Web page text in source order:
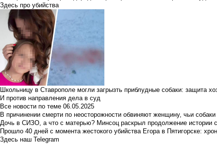
Здесь про убийства
Школьницу в Ставрополе могли загрызть приблудные собаки: защита
И против направления дела в суд
Все новости по теме 06.05.2025
В причинении смерти по неосторожности обвиняют женщину, чьи
Дочь в СИЗО, а что с матерью? Минсоц раскрыл продолжение истории
Прошло 40 дней с момента жестокого убийства Егора в Пятигорске:
Здесь наш Telegram